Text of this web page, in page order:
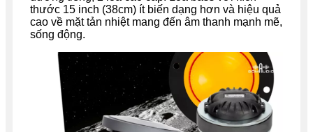
thước 15 inch (38cm) ít biến dạng hơn và hiệu quả
cao về mặt tản nhiệt mang đến âm thanh mạnh mẽ,
sống động.